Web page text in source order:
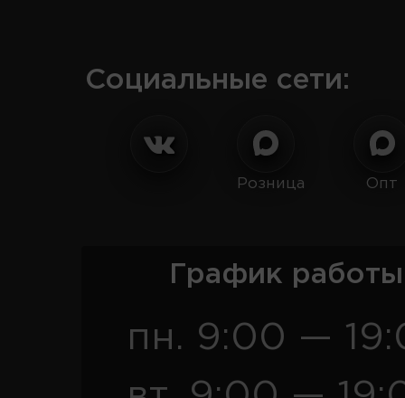
Социальные сети:
Розница Опт
График
пн. 9:00 —